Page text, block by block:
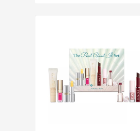
Eileen Fisher
最高2%返利
5138人获得返利
Matte Collection